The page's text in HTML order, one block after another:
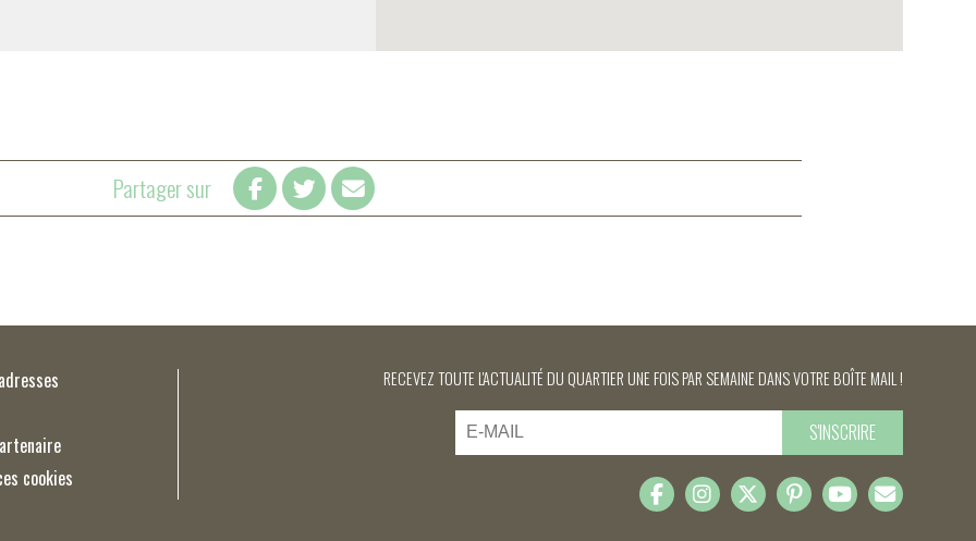
Partager sur
cookies
RECEVEZ TOUTE L'ACTUALITÉ DU QUARTIER UNE FOIS PAR SEMAINE DANS VOTRE BOÎTE MAIL !